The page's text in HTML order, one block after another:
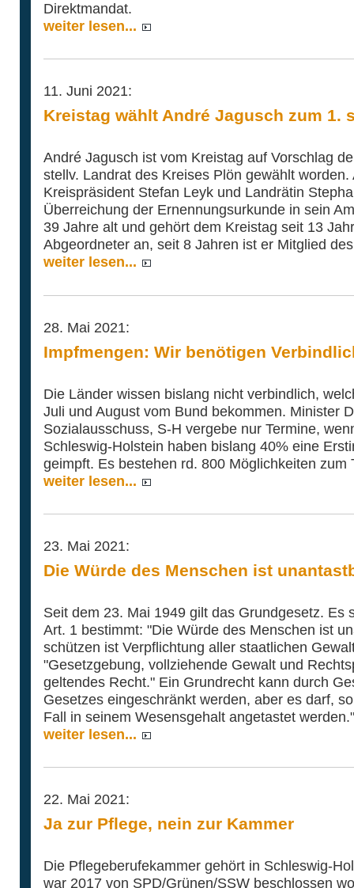
Direktmandat.
weiter lesen...
11. Juni 2021:
Kreistag wählt André Jagusch zum 1.
André Jagusch ist vom Kreistag auf Vorschlag
stellv. Landrat des Kreises Plön gewählt
Kreispräsident Stefan Leyk und Landrätin
Überreichung der Ernennungsurkunde in sein
39 Jahre alt und gehört dem Kreistag seit 13
Abgeordneter an, seit 8 Jahren ist er Mitglied
weiter lesen...
28. Mai 2021:
Impfmengen: Wir benötigen
Die Länder wissen bislang nicht verbindlich,
Juli und August vom Bund bekommen. Minister
Sozialausschuss, S-H vergebe nur Termine,
Schleswig-Holstein haben bislang 40% eine
geimpft. Es bestehen rd. 800 Möglichkeiten zum
weiter lesen...
23. Mai 2021:
Die Würde des Menschen ist
Seit dem 23. Mai 1949 gilt das Grundgesetz. Es
Art. 1 bestimmt: "Die Würde des Menschen ist
schützen ist Verpflichtung aller staatlichen
"Gesetzgebung, vollziehende Gewalt und
geltendes Recht." Ein Grundrecht kann durch
Gesetzes eingeschränkt werden, aber es darf,
Fall in seinem Wesensgehalt angetastet werden."
weiter lesen...
22. Mai 2021:
Ja zur Pflege, nein zur Kammer
Die Pflegeberufekammer gehört in Schleswig-
war 2017 von SPD/Grünen/SSW beschlossen